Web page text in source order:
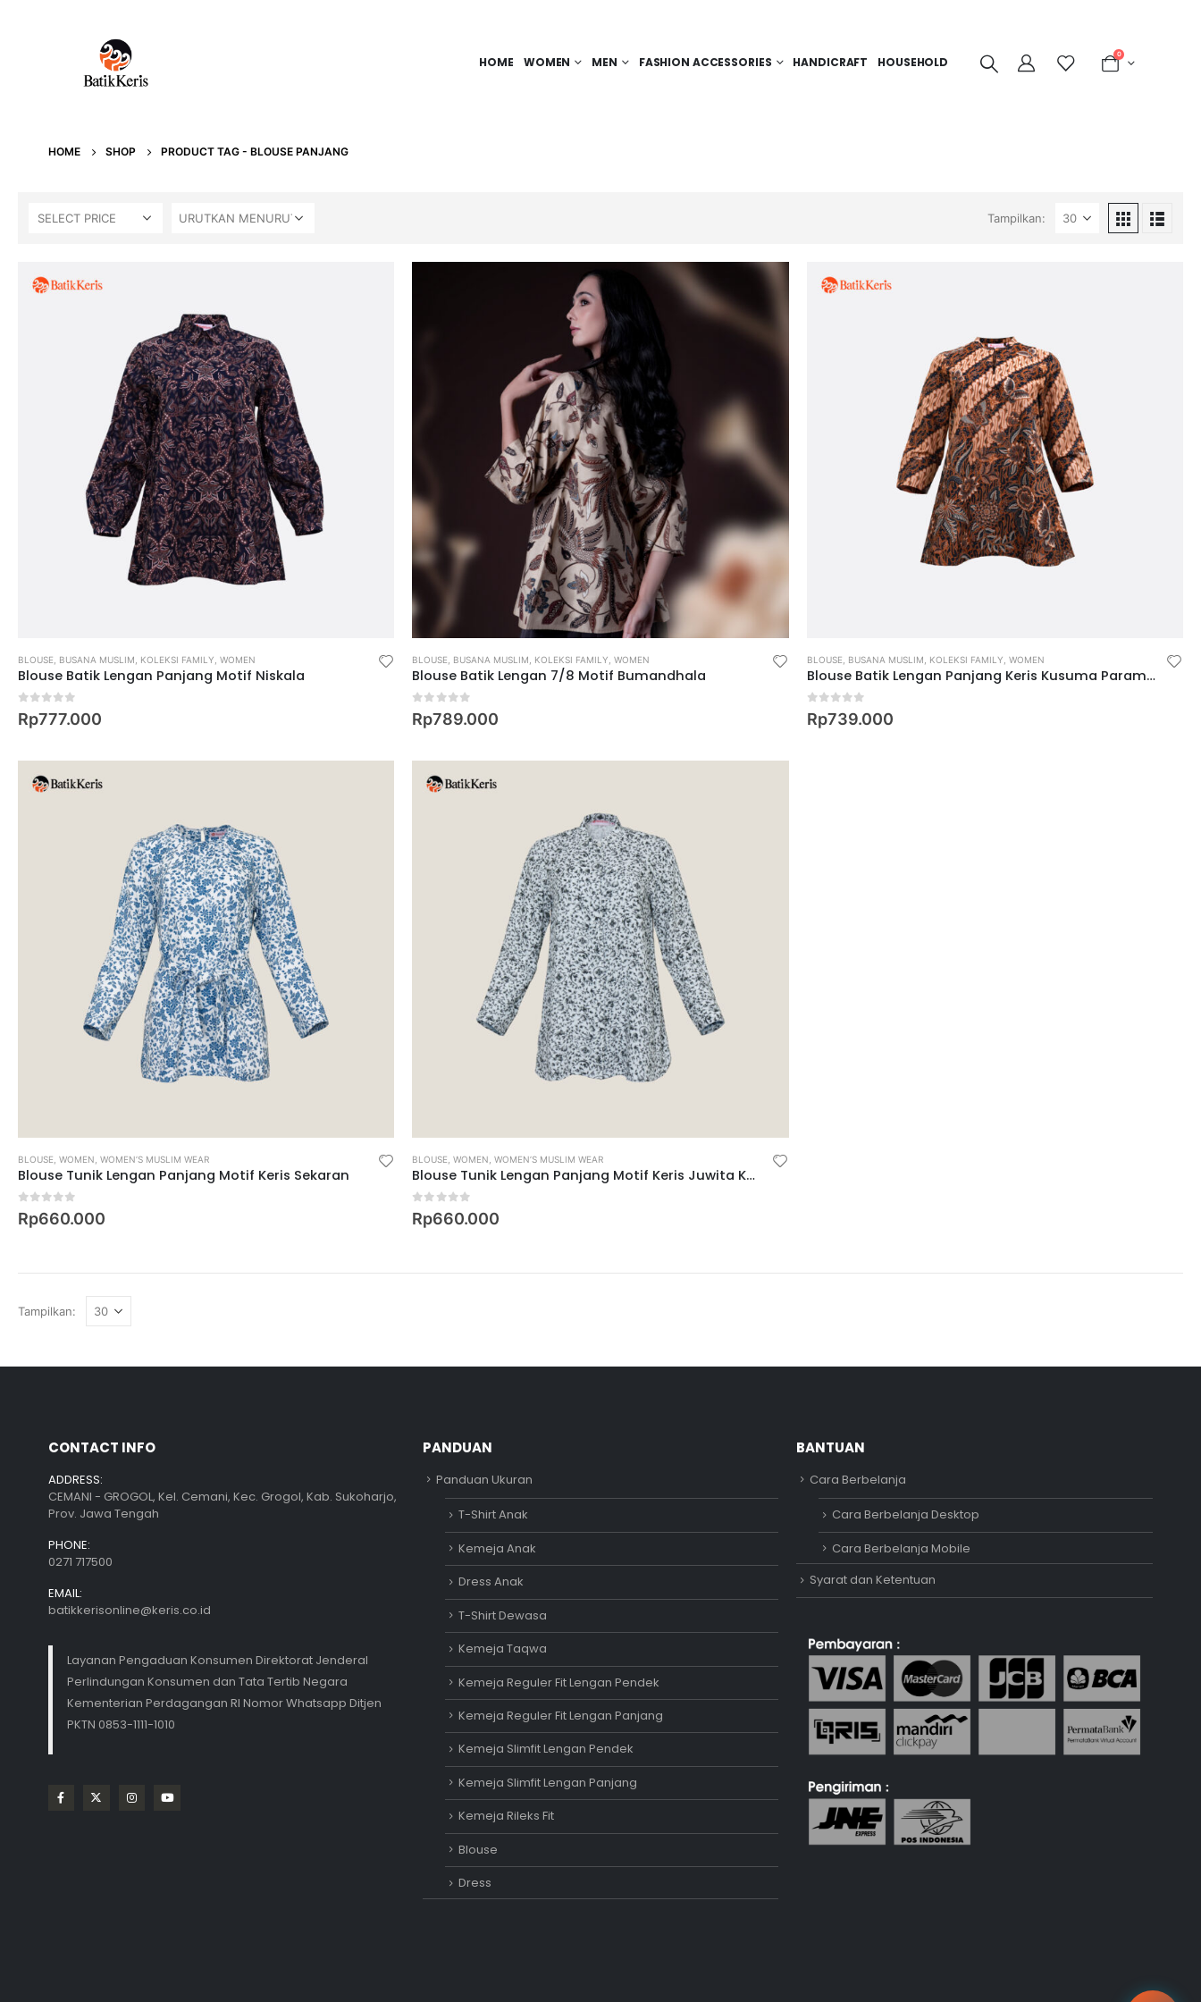
HOME WOMEN MEN FASHION ACCESSORIES HANDICRAFT HOUSEHOLD
0
HOME SHOP PRODUCT TAG - BLOUSE PANJANG
SELECT PRICE Tampilkan:
BLOUSE BUSANA MUSLIM KOLEKSI FAMILY WOMEN
Blouse Batik Lengan Panjang Motif Niskala
0 out of 5
Rp777.000
BLOUSE BUSANA MUSLIM KOLEKSI FAMILY ,WOMEN
Blouse Batik Lengan 7/8 Motif Bumandhala
0 out of 5
Rp789.000
BLOUSE BUSANA MUSLIM KOLEKSI FAMILY WOMEN
Blouse Batik Lengan Panjang Keris Kusuma Paramita
0out of 5
Rp739.000
BLOUSE WOMEN WOMEN’S MUSLIM WEAR
Blouse Tunik Lengan Panjang Motif Keris Sekaran
0 out of 5
Rp660.000
BLOUSE ,WOMEN ,WOMEN’S MUSLIM WEAR
Blouse Tunik Lengan Panjang Motif Keris Juwita Kedaton
0 out of 5
Rp660.000
Tampilkan:
CONTACT INFO
ADDRESS:
CEMANI - GROGOL, Kel. Cemani, Kec. Grogol, Kab. Sukoharjo,
Prov. Jawa Tengah
PHONE:
0271 717500
EMAIL:
batikkerisonline@keris.co.id
Layanan Pengaduan Konsumen Direktorat Jenderal
Perlindungan Konsumen dan Tata Tertib Negara
Kementerian Perdagangan RI Nomor Whatsapp Ditjen
PKTN 0853-1111-1010
PANDUAN
Panduan Ukuran
T-Shirt Anak
Kemeja Anak
Dress Anak
T-Shirt Dewasa
Kemeja Taqwa
Kemeja Reguler Fit Lengan Pendek
Kemeja Reguler Fit Lengan Panjang
Kemeja Slimfit Lengan Pendek
Kemeja Slimfit Lengan Panjang
Kemeja Rileks Fit
Blouse
Dress
BANTUAN
Cara Berbelanja
Cara Berbelanja Desktop
Cara Berbelanja Mobile
Syarat dan Ketentuan
Adipati
Online